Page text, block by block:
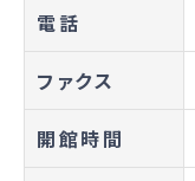
電話
ファクス
開館時間